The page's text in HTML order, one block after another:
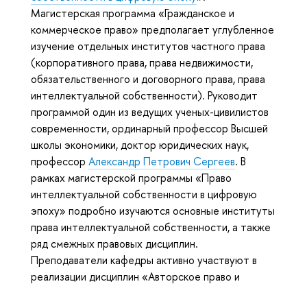
Магистерская программа «Гражданское и
коммерческое право» предполагает углубленное
изучение отдельных институтов частного права
(корпоративного права, права недвижимости,
обязательственного и договорного права, права
интеллектуальной собственности). Руководит
программой один из ведущих ученых-цивилистов
современности, ординарный профессор Высшей
школы экономики, доктор юридических наук,
профессор Александр Петрович Сергеев. В
рамках магистерской программы «Право
интеллектуальной собственности в цифровую
эпоху» подробно изучаются основные институты
права интеллектуальной собственности, а также
ряд смежных правовых дисциплин.
Преподаватели кафедры активно участвуют в
реализации дисциплин «Авторское право и